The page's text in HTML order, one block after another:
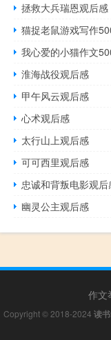
拯救大兵瑞恩观后感
猫捉老鼠游戏写作
我心爱的小猫作文
淮海战役观后感
甲午风云观后感
心术观后感
太行山上观后感
可可西里观后感
忠诚和背叛电影观后
幽灵公主观后感
作文
Copyright © 2018-2024 读